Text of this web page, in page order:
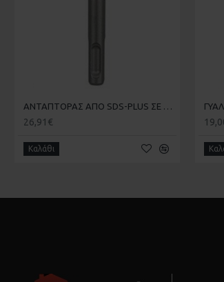
ΑΝΤΑΠΤΟΡΑΣ ΑΠΟ SDS-PLUS ΣΕ ΜΥΤΗ 1/4 ΜΕ ΜΑΓΝΗΤΗ BOSCH 2607000206
26,91€
Καλάθι